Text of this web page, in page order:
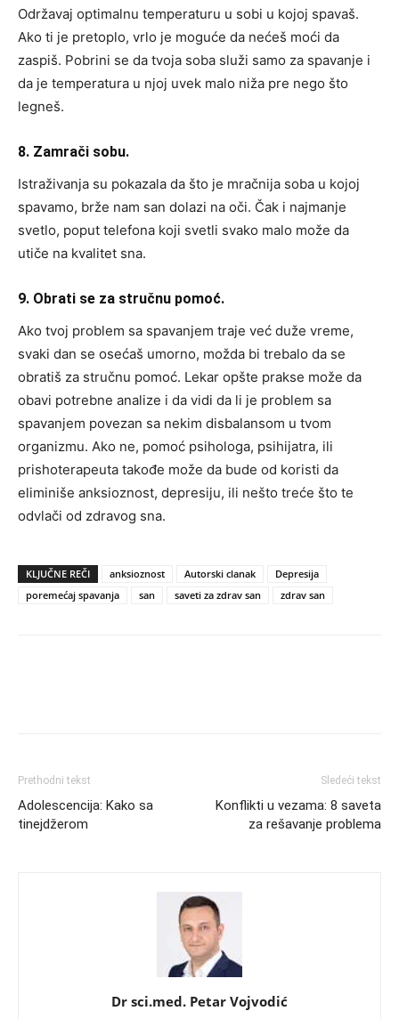
Održavaj optimalnu temperaturu u sobi u kojoj spavaš.
Ako ti je pretoplo, vrlo je moguće da nećeš moći da
zaspiš. Pobrini se da tvoja soba služi samo za spavanje i
da je temperatura u njoj uvek malo niža pre nego što
legneš.
8. Zamrači sobu.
Istraživanja su pokazala da što je mračnija soba u kojoj
spavamo, brže nam san dolazi na oči. Čak i najmanje
svetlo, poput telefona koji svetli svako malo može da
utiče na kvalitet sna.
9. Obrati se za stručnu pomoć.
Ako tvoj problem sa spavanjem traje već duže vreme,
svaki dan se osećaš umorno, možda bi trebalo da se
obratiš za stručnu pomoć. Lekar opšte prakse može da
obavi potrebne analize i da vidi da li je problem sa
spavanjem povezan sa nekim disbalansom u tvom
organizmu. Ako ne, pomoć psihologa, psihijatra, ili
prishoterapeuta takođe može da bude od koristi da
eliminiše anksioznost, depresiju, ili nešto treće što te
odvlači od zdravog sna.
KLJUČNE REČI anksioznost Autorski clanak
Depresija
poremećaj spavanja
san saveti za zdrav san zdrav san
Prethodni tekst
Adolescencija: Kako sa
tinejdžerom
Sledeći tekst
Konflikti u vezama: 8 saveta
za rešavanje problema
Dr sci.med. Petar Vojvodić